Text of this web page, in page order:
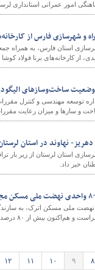
امور عمرانی استانداری
و شهرسازی فارس از
استان فارس، به همراه
از کارخانه‌های برنا فولاد
ساخت‌وسازهای
توسعه مهندسی و کنترل
ساخت و سازها و میزان رعایت
نهاوند در استان
استان لرستان از زیر بار
خبر داد.
بجنورد
۸ ۹ ۱۰ ۱۱ ۱۲